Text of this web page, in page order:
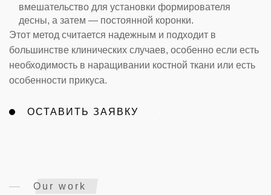
вмешательство для установки формирователя
десны, а затем — постоянной коронки.
Этот метод считается надежным и подходит в
большинстве клинических случаев, особенно если есть
необходимость в наращивании костной ткани или есть
особенности прикуса.
ОСТАВИТЬ ЗАЯВКУ
Our work